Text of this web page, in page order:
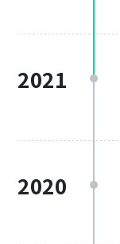
2021
2020